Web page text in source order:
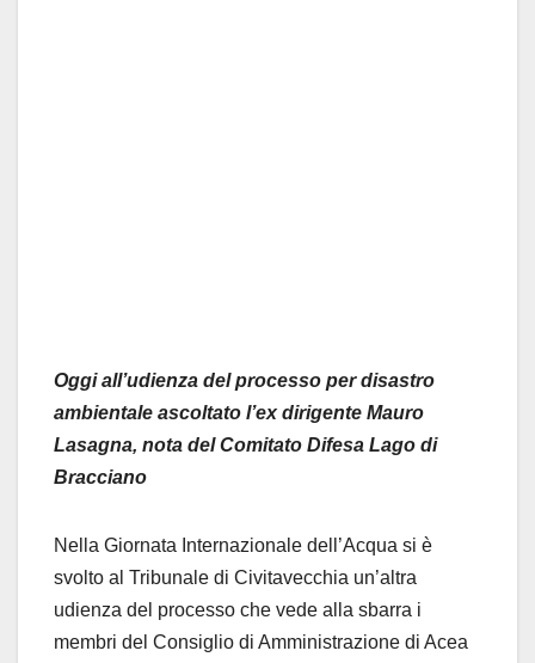
Oggi all’udienza del processo per disastro
ambientale ascoltato l’ex dirigente Mauro
Lasagna, nota del Comitato Difesa Lago di
Bracciano
Nella Giornata Internazionale dell’Acqua si è
svolto al Tribunale di Civitavecchia un’altra
udienza del processo che vede alla sbarra i
membri del Consiglio di Amministrazione di Acea